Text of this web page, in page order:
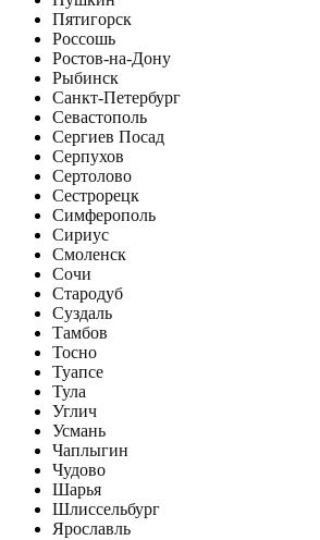
Пятигорск
Россошь
Ростов-на-Дону
Рыбинск
Санкт-Петербург
Севастополь
Сергиев Посад
Серпухов
Сертолово
Сестрорецк
Симферополь
Сириус
Смоленск
Сочи
Стародуб
Суздаль
Тамбов
Тосно
Туапсе
Тула
Углич
Усмань
Чаплыгин
Чудово
Шарья
Шлиссельбург
Ярославль